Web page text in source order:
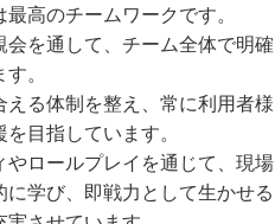
高のチームワークです。
を通して、チーム全体で明確
。
る体制を整え、常に利用者様
目指しています。
ロールプレイを通じて、現場
学び、即戦力として生かせる